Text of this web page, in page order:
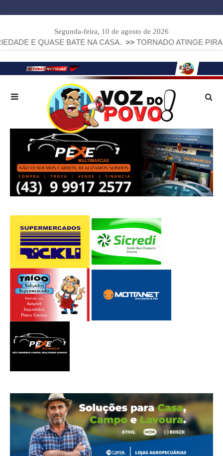
Segunda-feira, 10 de agosto de 2026
BATE NA CASA. >> TORNADO ATINGE PIRAÍ DO SUL E